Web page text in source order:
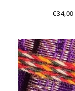
€34,00